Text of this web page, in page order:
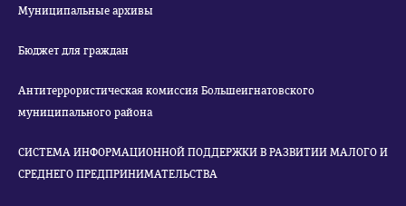
Муниципальные архивы
Бюджет для граждан
Антитеррористическая комиссия Большеигнатовского
муниципального района
СИСТЕМА ИНФОРМАЦИОННОЙ ПОДДЕРЖКИ В РАЗВИТИИ МАЛОГО И
СРЕДНЕГО ПРЕДПРИНИМАТЕЛЬСТВА